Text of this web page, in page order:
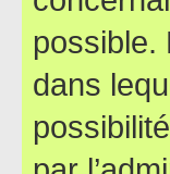
possible.
dans